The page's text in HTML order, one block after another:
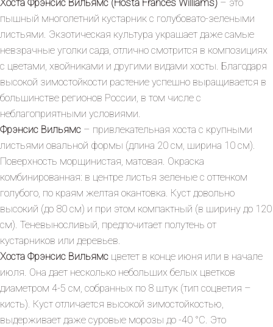
Хоста Фрэнсис Вильямс (Hosta Frances Williams) – это
пышный многолетний кустарник с голубовато-зелеными
листьями. Экзотическая культура украшает даже самые
невзрачные уголки сада, отлично смотрится в композициях
с цветами, хвойниками и другими видами хосты. Благодаря
высокой зимостойкости растение успешно выращивается в
большинстве регионов России, в том числе с
неблагоприятными условиями.
Фрэнсис Вильямс – привлекательная хоста с крупными
листьями овальной формы (длина 20 см, ширина 10 см).
Поверхность морщинистая, матовая. Окраска
комбинированная: в центре листья зеленые с оттенком
голубого, по краям желтая окантовка. Куст довольно
высокий (до 80 см) и при этом компактный (в ширину до 120
см). Теневыносливый, предпочитает полутень от
кустарников или деревьев.
Хоста Фрэнсис Вильямс цветет в конце июня или в начале
июля. Она дает несколько небольших белых цветков
диаметром 4-5 см, собранных по 8 штук (тип соцветия –
кисть). Куст отличается высокой зимостойкостью,
выдерживает даже суровые морозы до -40 °С. Это